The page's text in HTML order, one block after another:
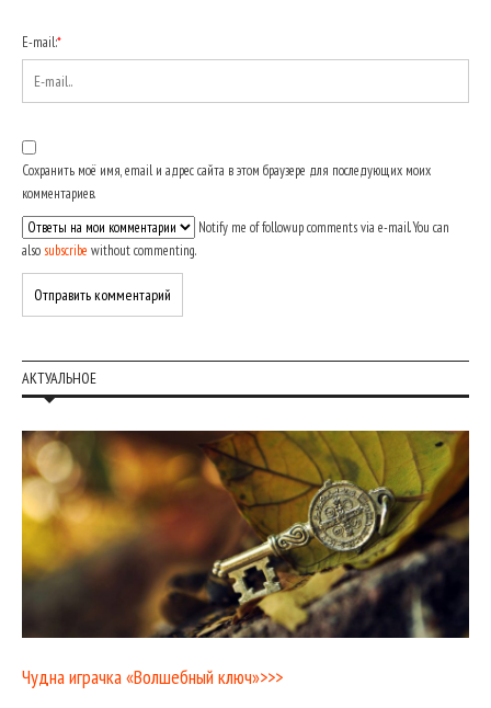
E-mail:*
Сохранить моё имя, email и адрес сайта в этом браузере для последующих моих
комментариев.
Notify me of followup comments via e-mail. You can
also subscribe without commenting.
АКТУАЛЬНОЕ
Чудна играчка «Волшебный ключ»>>>